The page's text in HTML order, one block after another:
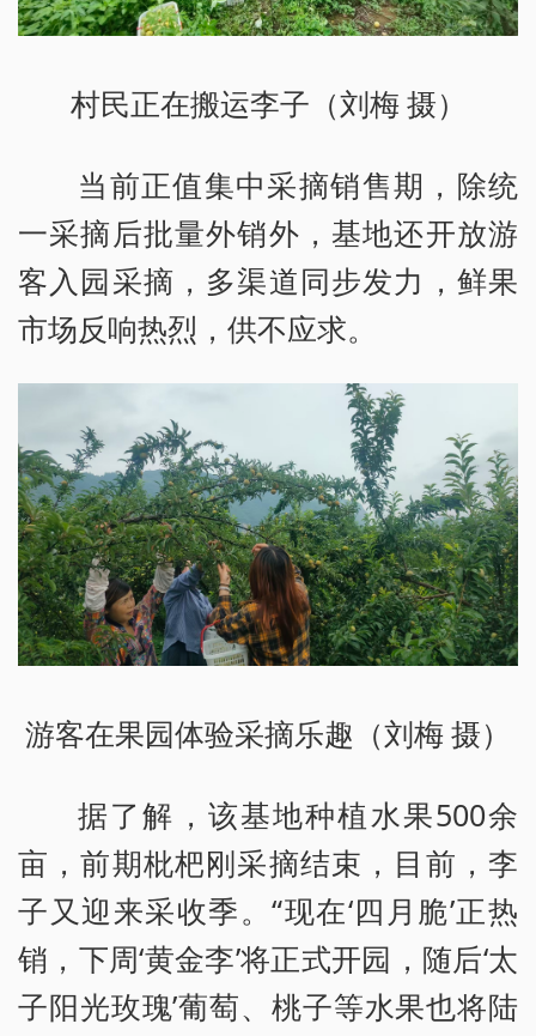
村民正在搬运李子（刘梅 摄）
当前正值集中采摘销售期，除统
一采摘后批量外销外，基地还开放游
客入园采摘，多渠道同步发力，鲜果
市场反响热烈，供不应求。
游客在果园体验采摘乐趣（刘梅 摄）
据了解，该基地种植水果500余
亩，前期枇杷刚采摘结束，目前，李
子又迎来采收季。“现在‘四月脆’正热
销，下周‘黄金李’将正式开园，随后‘太
子阳光玫瑰’葡萄、桃子等水果也将陆